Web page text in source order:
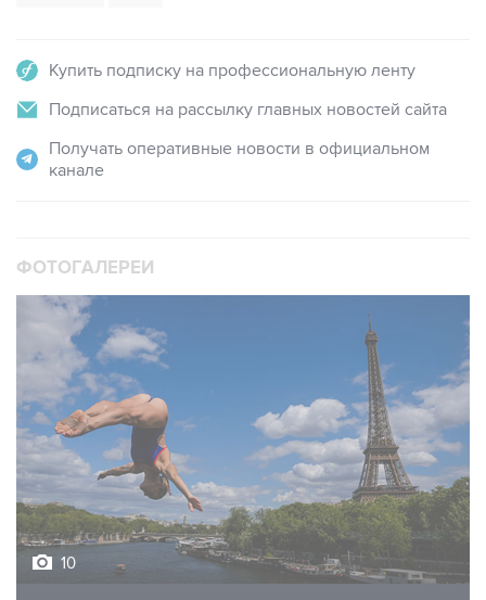
Купить подписку на профессиональную ленту
Подписаться на рассылку главных новостей сайта
Получать оперативные новости в официальном
канале
ФОТОГАЛЕРЕИ
10